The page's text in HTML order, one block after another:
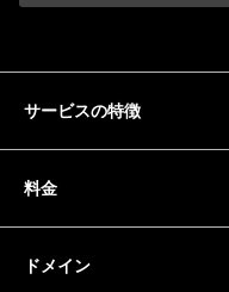
サービスの特徴
サーバー仕様
料金
ドメイン